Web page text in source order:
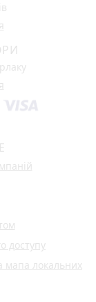
доступу
мапа локальних